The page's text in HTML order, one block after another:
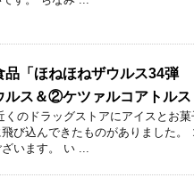
品「ほねほねザウルス34弾
ス＆②ケツァルコアトルス
くのドラッグストアにアイスとお
び込んできたものがありました。
ざいます。 い ...